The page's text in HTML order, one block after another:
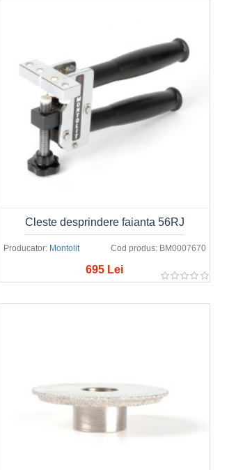
Producator: Montolit Cod produs: BM0007670
Cleste desprindere faianta 56RJ
695 Lei